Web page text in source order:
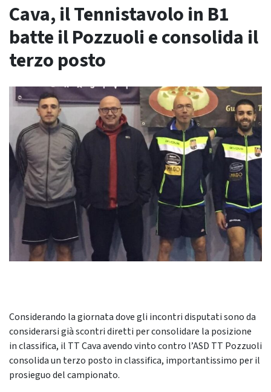
Cava, il Tennistavolo in B1
batte il Pozzuoli e consolida il
terzo posto
Considerando la giornata dove gli incontri disputati sono da
considerarsi già scontri diretti per consolidare la posizione
in classifica, il TT Cava avendo vinto contro l’ASD TT Pozzuoli
consolida un terzo posto in classifica, importantissimo per il
prosieguo del campionato.